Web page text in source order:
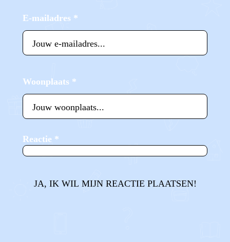
E-mailadres *
Woonplaats *
Reactie *
JA, IK WIL MIJN REACTIE PLAATSEN!